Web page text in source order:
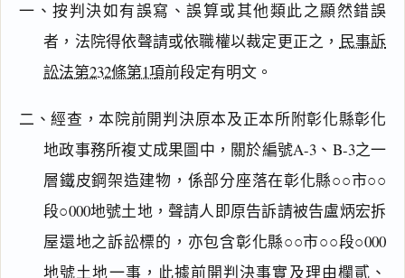
一、按判決如有誤寫、誤算或其他類此之顯然錯誤
者，法院得依聲請或依職權以裁定更正之， 民事訴
訟法第232條第1項前段定有明文。
二、經查，本院前開判決原本及正本所附彰化縣彰化
地政事務所複丈成果圖中，關於編號A-3、B-3之一
層鐵皮鋼架造建物，係部分座落在彰化縣○○市○○
段○000地號土地，聲請人即原告訴請被告盧炳宏拆
屋還地之訴訟標的，亦包含彰化縣○○市○○段○000
地號土地一事，此據前開判決事實及理由欄貳、